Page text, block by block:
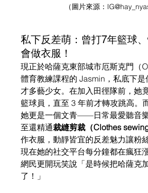
（圖片來源： IG
私下反差萌：曾打7年籃球
會做衣服！
現正於哈薩克東部城市厄斯克門（
體育教練課程的 Jasmin，私底下
才多藝少女。在加入田徑隊前，她
籃球員，直至 3 年前才轉攻跳高。
她更是一個文青——日常最愛聽音
至還精通裁縫剪裁（Clothes sewing
作衣服，動靜皆宜的反差魅力讓粉
現在她的社交平台每分鐘都在瘋狂
網民更開玩笑說「是時候把哈薩克
了！」